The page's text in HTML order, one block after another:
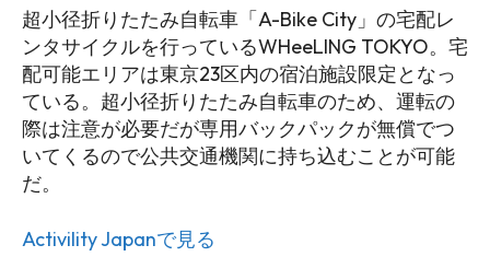
超小径折りたたみ自転車「A-Bike City」の宅配レ
ンタサイクルを行っているWHeeLING TOKYO。宅
配可能エリアは東京23区内の宿泊施設限定となっ
ている。超小径折りたたみ自転車のため、運転の
際は注意が必要だが​専用バックパックが無償でつ
いてくるので公共交通機関に持ち込むことが可能
だ。
Activility Japanで見る